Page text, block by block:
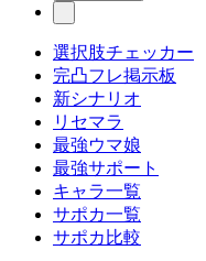
選択肢チェッカー
完凸フレ掲示板
新シナリオ
リセマラ
最強ウマ娘
最強サポート
キャラ一覧
サポカ一覧
サポカ比較